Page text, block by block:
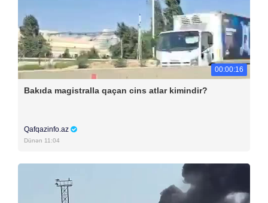
00:00:16
Bakıda magistralla qaçan cins atlar kimindir?
Qafqazinfo.az
Dünən 11:04